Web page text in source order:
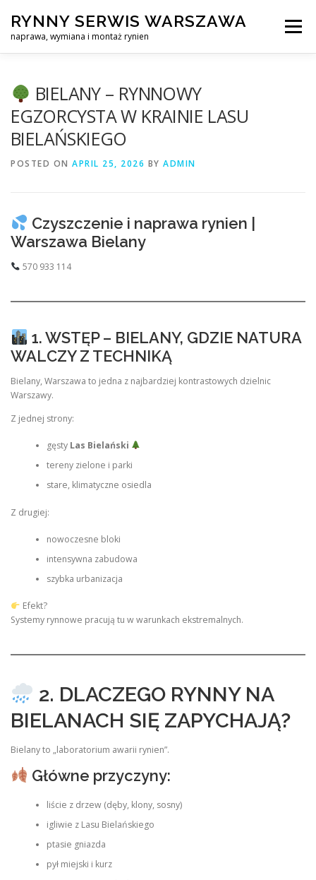
content
RYNNY SERWIS WARSZAWA
naprawa, wymiana i montaż rynien
Menu
CENNIK SERWIS RYNNY WARSZAWA
BIELANY – RYNNOWY
EGZORCYSTA W KRAINIE LASU
BIELAŃSKIEGO
POSTED ON APRIL 25, 2026 BY ADMIN
Czyszczenie i naprawa rynien |
Warszawa Bielany
570 933 114
1. WSTĘP – BIELANY, GDZIE NATURA
WALCZY Z TECHNIKĄ
Bielany, Warszawa to jedna z najbardziej kontrastowych dzielnic
Warszawy.
Z jednej strony:
gęsty Las Bielański
tereny zielone i parki
stare, klimatyczne osiedla
Z drugiej:
nowoczesne bloki
intensywna zabudowa
szybka urbanizacja
Efekt?
Systemy rynnowe pracują tu w warunkach ekstremalnych.
2. DLACZEGO RYNNY NA
BIELANACH SIĘ ZAPYCHAJĄ?
Bielany to „laboratorium awarii rynien”.
Główne przyczyny:
liście z drzew (dęby, klony, sosny)
igliwie z Lasu Bielańskiego
ptasie gniazda
pył miejski i kurz